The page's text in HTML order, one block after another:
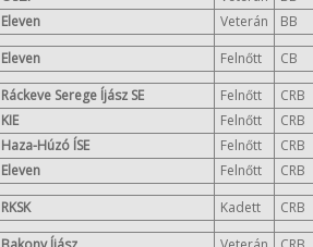
Eleven Veterán BB
Eleven Felnőtt CB
Ráckeve Serege Íjász SE Felnőtt CRB
KIE Felnőtt CRB
Haza-Húzó ÍSE Felnőtt CRB
Eleven Felnőtt CRB
RKSK Kadett CRB